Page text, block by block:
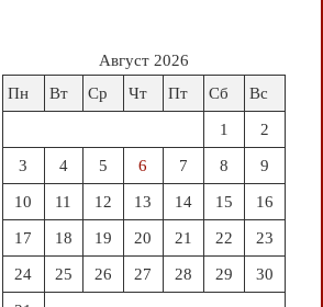
Август 2026
Пн
Вт Ср Чт Пт Сб Вс
1 2
3 4 5 6 7 8 9
10 11 12 13 14 15 16
17 18 19 20 21 22 23
24 25 26 27 28 29 30